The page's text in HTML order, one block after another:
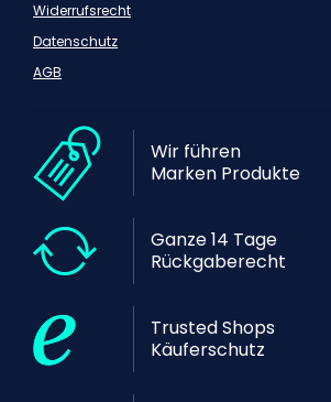
Widerrufsrecht
Datenschutz
AGB
Wir führen
Marken Produkte
Ganze 14 Tage
Rückgaberecht
Trusted Shops
Käuferschutz